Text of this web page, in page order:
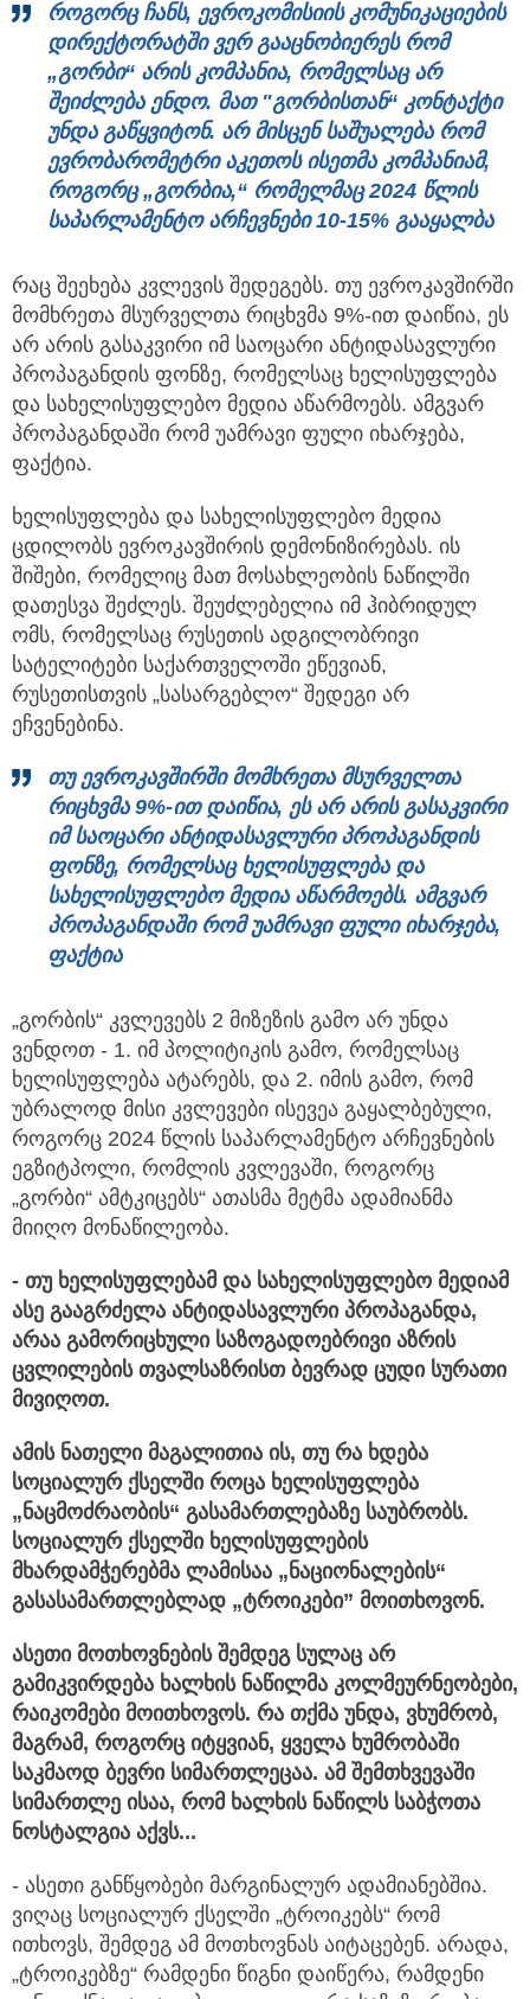
როგორც ჩანს, ევროკომისიის კომუნიკაციების
დირექტორატში ვერ გააცნობიერეს რომ
„გორბი“ არის კომპანია, რომელსაც არ
შეიძლება ენდო. მათ "გორბისთან“ კონტაქტი
უნდა გაწყვიტონ. არ მისცენ საშუალება რომ
ევრობარომეტრი აკეთოს ისეთმა კომპანიამ,
როგორც „გორბია,“ რომელმაც 2024 წლის
საპარლამენტო არჩევნები 10-15% გააყალბა
რაც შეეხება კვლევის შედეგებს. თუ ევროკავშირში
მომხრეთა მსურველთა რიცხვმა 9%-ით დაიწია, ეს
არ არის გასაკვირი იმ საოცარი ანტიდასავლური
პროპაგანდის ფონზე, რომელსაც ხელისუფლება
და სახელისუფლებო მედია აწარმოებს. ამგვარ
პროპაგანდაში რომ უამრავი ფული იხარჯება,
ფაქტია.
ხელისუფლება და სახელისუფლებო მედია
ცდილობს ევროკავშირის დემონიზირებას. ის
შიშები, რომელიც მათ მოსახლეობის ნაწილში
დათესვა შეძლეს. შეუძლებელია იმ ჰიბრიდულ
ომს, რომელსაც რუსეთის ადგილობრივი
სატელიტები საქართველოში ეწევიან,
რუსეთისთვის „სასარგებლო“ შედეგი არ
ეჩვენებინა.
თუ ევროკავშირში მომხრეთა მსურველთა
რიცხვმა 9%-ით დაიწია, ეს არ არის გასაკვირი
იმ საოცარი ანტიდასავლური პროპაგანდის
ფონზე, რომელსაც ხელისუფლება და
სახელისუფლებო მედია აწარმოებს. ამგვარ
პროპაგანდაში რომ უამრავი ფული იხარჯება,
ფაქტია
„გორბის“ კვლევებს 2 მიზეზის გამო არ უნდა
ვენდოთ - 1. იმ პოლიტიკის გამო, რომელსაც
ხელისუფლება ატარებს, და 2. იმის გამო, რომ
უბრალოდ მისი კვლევები ისევეა გაყალბებული,
როგორც 2024 წლის საპარლამენტო არჩევნების
ეგზიტპოლი, რომლის კვლევაში, როგორც
„გორბი“ ამტკიცებს“ ათასმა მეტმა ადამიანმა
მიიღო მონაწილეობა.
- თუ ხელისუფლებამ და სახელისუფლებო მედიამ
ასე გააგრძელა ანტიდასავლური პროპაგანდა,
არაა გამორიცხული საზოგადოებრივი აზრის
ცვლილების თვალსაზრისთ ბევრად ცუდი სურათი
მივიღოთ.
ამის ნათელი მაგალითია ის, თუ რა ხდება
სოციალურ ქსელში როცა ხელისუფლება
„ნაცმოძრაობის“ გასამართლებაზე საუბრობს.
სოციალურ ქსელში ხელისუფლების
მხარდამჭერებმა ლამისაა „ნაციონალების“
გასასამართლებლად „ტროიკები” მოითხოვონ.
ასეთი მოთხოვნების შემდეგ სულაც არ
გამიკვირდება ხალხის ნაწილმა კოლმეურნეობები,
რაიკომები მოითხოვოს. რა თქმა უნდა, ვხუმრობ,
მაგრამ, როგორც იტყვიან, ყველა ხუმრობაში
საკმაოდ ბევრი სიმართლეცაა. ამ შემთხვევაში
სიმართლე ისაა, რომ ხალხის ნაწილს საბჭოთა
ნოსტალგია აქვს...
- ასეთი განწყობები მარგინალურ ადამიანებშია.
ვიღაც სოციალურ ქსელში „ტროიკებს“ რომ
ითხოვს, შემდეგ ამ მოთხოვნას აიტაცებენ. არადა,
„ტროიკებზე“ რამდენი წიგნი დაიწერა, რამდენი